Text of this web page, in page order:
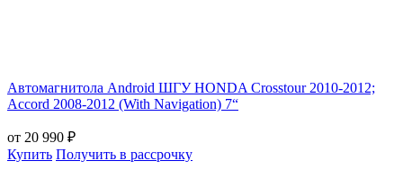
Автомагнитола Android ШГУ HONDA Crosstour 2010-2012;
Accord 2008-2012 (With Navigation) 7“
от 20 990 ₽
Купить Получить в рассрочку